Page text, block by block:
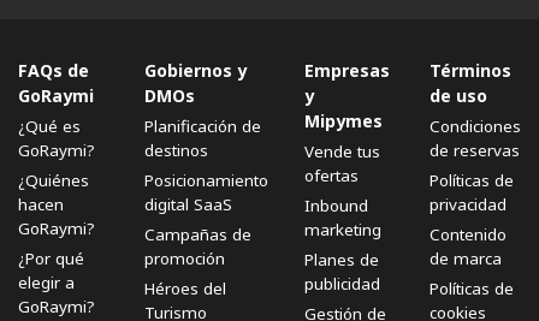
FAQs de
GoRaymi
¿Qué es
GoRaymi?
¿Quiénes
hacen
GoRaymi?
¿Por qué
elegir a
GoRaymi?
Gobiernos y
DMOs
Planificación de
destinos
Posicionamiento
digital SaaS
Campañas de
promoción
Héroes del
Turismo
Empresas
y
Mipymes
Vende tus
ofertas
Inbound
marketing
Planes de
publicidad
Gestión de
Términos
de uso
Condiciones
de reservas
Políticas de
privacidad
Contenido
de marca
Políticas de
cookies